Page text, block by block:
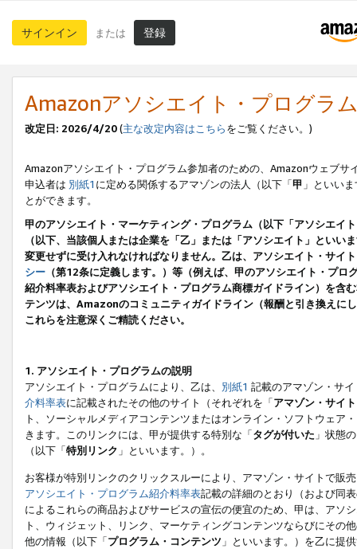
サインイン または 登録
Amazonアソシエイト・プログラ
改定日: 2026/4/20(主な改定内容はこちらをご覧ください。)
Amazonアソシエイト・プログラム参加者のための、Amazonウェブサ
申込者は 別紙1 に定める関係するアマゾンの法人（以下「甲 」といい
とができます。
甲のアソシエイト・マーケティング・プログラム（以下「アソシエイ
（以下、当該個人または企業を「乙」または「アソシエイト」とい
変更せずに受け入れなければなりません。乙は、アソシエイト・サイ
シー （第12条に定義します。）等（例えば、甲のアソシエイト・プ
紹介料率表およびアソシエイト・プログラム商標ガイドライン）を
テンツは、Amazonのコミュニティガイドライン（報酬と引き換えに
これらを注意深くご精読ください。
1. アソシエイト・プログラムの説明
アソシエイト・プログラムにより、乙は、 別紙1 記載のアマゾン・サ
介料率表に記載されたその他のサイト（それぞれを「アマゾン・サイト
ト、ソーシャルメディアコンテンツまたはオンライン・ソフトウェア
きます。このリンクには、甲が提供する特別な「タグが付いた 」状態
（以下「特別リンク 」といいます。）。
お客様が特別リンクのクリックスルーにより、アマゾン・サイトで販
アソシエイト・プログラム紹介料率表記載の詳細のとおり（および同
によるこれらの商品およびサービスの宣伝の便宜のため、甲は、アソ
ト、ウィジェット、リンク、マーケティングコンテンツならびにその
他の情報（以下「プログラム・コンテンツ 」といいます。）を乙に提